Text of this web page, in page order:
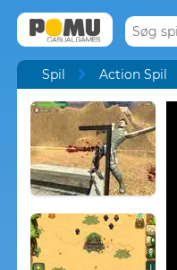
Spil Action Spil